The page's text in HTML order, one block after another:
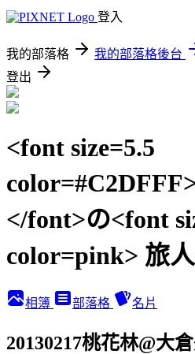
登入
我的部落格 我的部落格後台
登出
<font size=5.5
</font>の<font
color=pink> 旅
相簿 部落格 名片
20130217桃花林@大